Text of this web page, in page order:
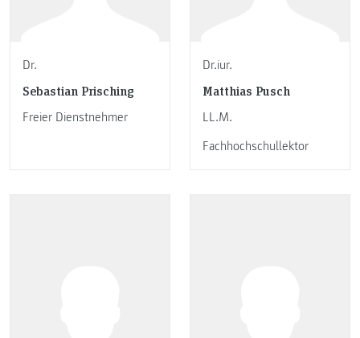
Dr.
Sebastian Prisching
Freier Dienstnehmer
Dr.iur.
Matthias Pusch
LL.M.
Fachhochschullektor